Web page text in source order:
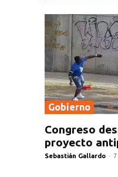
Gobierno
Congreso
proyecto
Sebastián Gallardo -